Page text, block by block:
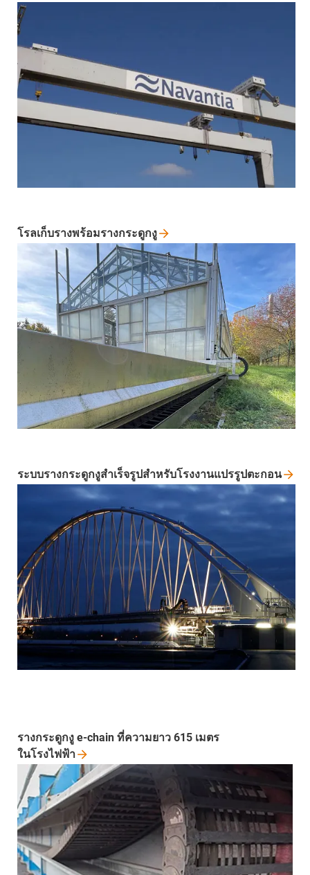
โรลเก็บรางพร้อมรางกระดูกงู
ระบบรางกระดูกงูสำเร็จรูปสำหรับโรงงานแปรรูปตะกอน
รางกระดูกงู e-chain ที่ความยาว 615 เมตร
ในโรงไฟฟ้า